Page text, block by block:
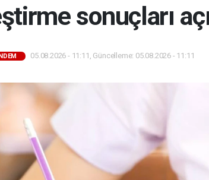
sonuçları
05.08.2026 - 11:11, Güncelleme: 05.08.2026 - 11:11